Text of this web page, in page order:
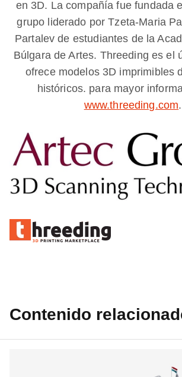
en 3D. La compañía fue fundada
grupo liderado por Tzeta-Maria
Partalev de estudiantes de la
Búlgara de Artes. Threeding es el
ofrece modelos 3D imprimibles
históricos. para mayor
www.threeding.com.
Contenido